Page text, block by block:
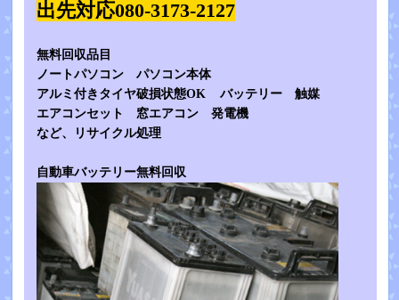
出先対応080-3173-2127
無料回収品目
ノートパソコン パソコン本体
アルミ付きタイヤ破損状態OK バッテリー 触媒
エアコンセット 窓エアコン 発電機
など、リサイクル処理
自動車バッテリー無料回収